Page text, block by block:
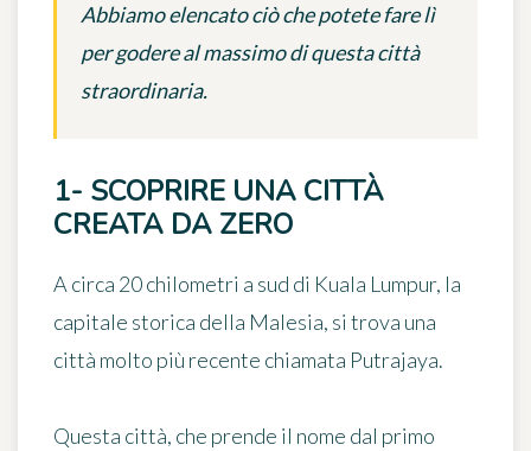
Abbiamo elencato ciò che potete fare lì
per godere al massimo di questa città
straordinaria.
1- SCOPRIRE UNA CITTÀ
CREATA DA ZERO
A circa 20 chilometri a sud di Kuala Lumpur, la
capitale storica della Malesia, si trova una
città molto più recente chiamata Putrajaya.
Questa città, che prende il nome dal primo